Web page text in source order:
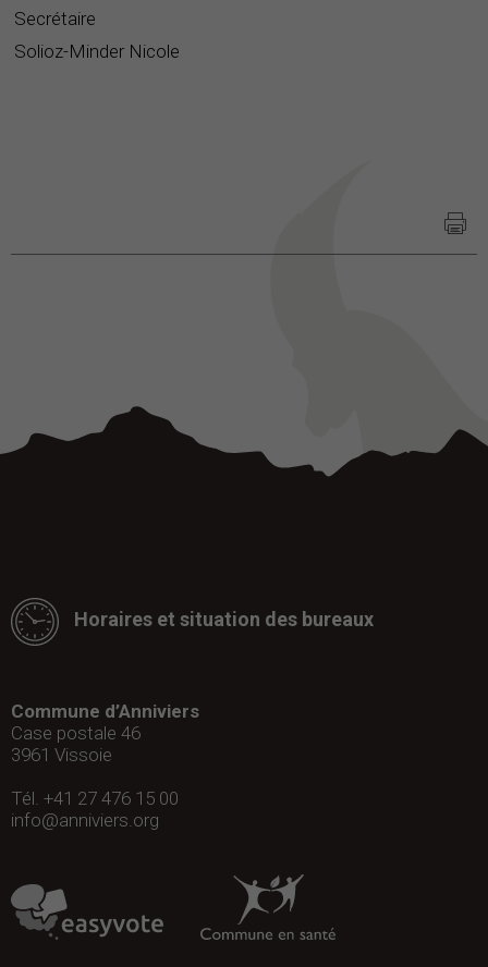
Secrétaire
Solioz-Minder Nicole
Horaires et situation des bureaux
Commune d’Anniviers
Case postale 46
3961 Vissoie
Tél. +41 27 476 15 00
info@anniviers.org